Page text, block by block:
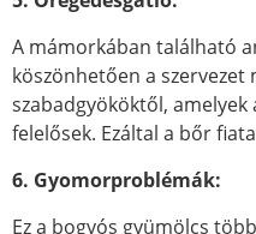
A mámorkában található
köszönhetően a szervezet
szabadgyököktől,
felelősek. Ezáltal a bőr
6. Gyomorproblémák:
Ez a bogyós gyümölcs